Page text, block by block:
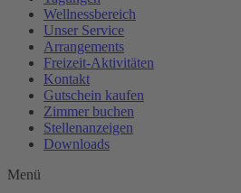
Wellnessbereich
Unser Service
Arrangements
Freizeit-Aktivitäten
Kontakt
Gutschein kaufen
Zimmer buchen
Stellenanzeigen
Downloads
Menü